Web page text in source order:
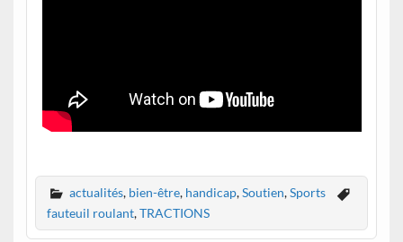
actualités, bien-être, handicap,Soutien,Sports
fauteuil roulant,TRACTIONS